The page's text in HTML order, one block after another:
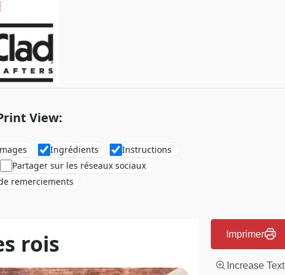
View:
Ingrédients
Instructions
Partager sur les réseaux sociaux
remerciements
Imprimer
Increase Text
rois